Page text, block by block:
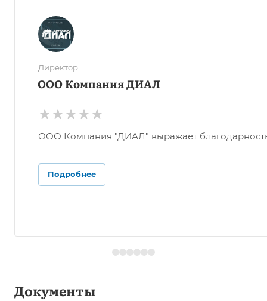
Директор
ООО Компания ДИАЛ
ООО Компания "ДИАЛ" выражает
Подробнее
Документы